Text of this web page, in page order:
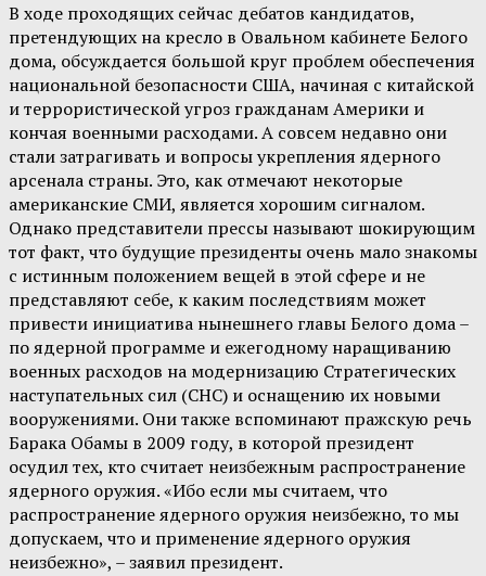
В ходе проходящих сейчас дебатов кандидатов,
претендующих на кресло в Овальном кабинете Белого
дома, обсуждается большой круг проблем обеспечения
национальной безопасности США, начиная с китайской
и террористической угроз гражданам Америки и
кончая военными расходами. А совсем недавно они
стали затрагивать и вопросы укрепления ядерного
арсенала страны. Это, как отмечают некоторые
американские СМИ, является хорошим сигналом.
Однако представители прессы называют шокирующим
тот факт, что будущие президенты очень мало знакомы
с истинным положением вещей в этой сфере и не
представляют себе, к каким последствиям может
привести инициатива нынешнего главы Белого дома –
по ядерной программе и ежегодному наращиванию
военных расходов на модернизацию Стратегических
наступательных сил (СНС) и оснащению их новыми
вооружениями. Они также вспоминают пражскую речь
Барака Обамы в 2009 году, в которой президент
осудил тех, кто считает неизбежным распространение
ядерного оружия. «Ибо если мы считаем, что
распространение ядерного оружия неизбежно, то мы
допускаем, что и применение ядерного оружия
неизбежно», – заявил президент.